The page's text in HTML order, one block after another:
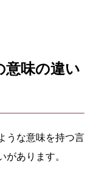
意味の違い
うな意味を持つ言
あります。